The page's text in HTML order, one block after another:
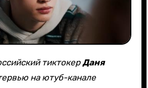
тиктокерДаня
на ютуб-канале